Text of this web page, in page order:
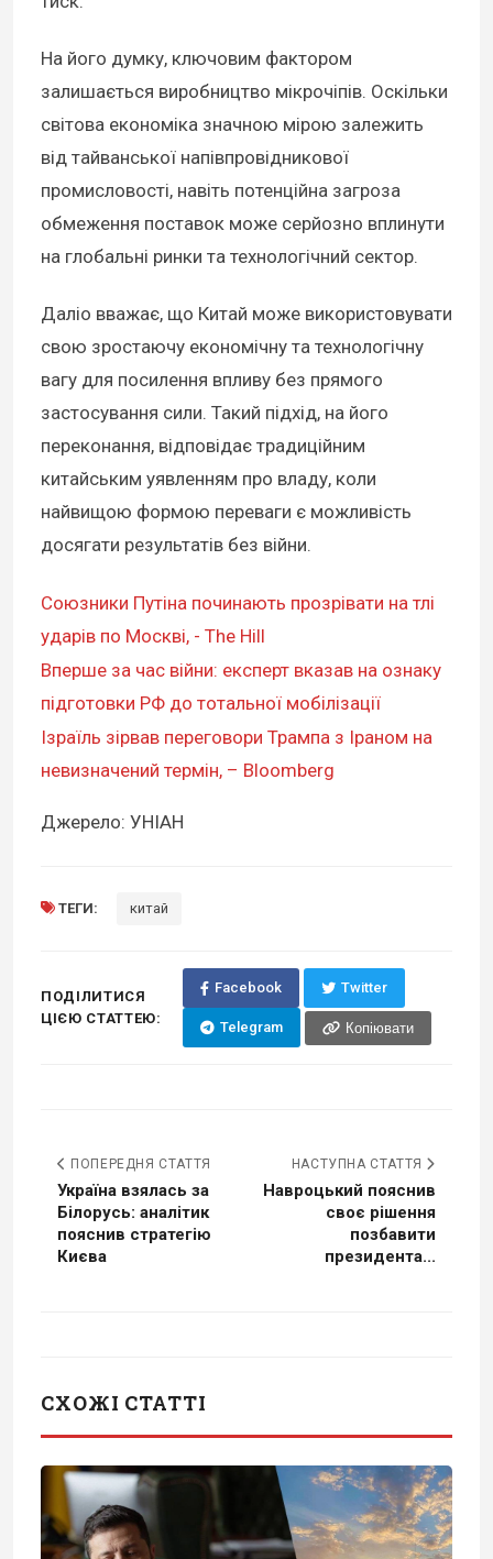
На його думку, ключовим фактором
залишається виробництво мікрочіпів. Оскільки
світова економіка значною мірою залежить
від тайванської напівпровідникової
промисловості, навіть потенційна загроза
обмеження поставок може серйозно вплинути
на глобальні ринки та технологічний сектор.
Даліо вважає, що Китай може використовувати
свою зростаючу економічну та технологічну
вагу для посилення впливу без прямого
застосування сили. Такий підхід, на його
переконання, відповідає традиційним
китайським уявленням про владу, коли
найвищою формою переваги є можливість
досягати результатів без війни.
Союзники Путіна починають прозрівати на тлі
ударів по Москві, - The Hill
Вперше за час війни: експерт вказав на ознаку
підготовки РФ до тотальної мобілізації
Ізраїль зірвав переговори Трампа з Іраном на
невизначений термін, – Bloomberg
Джерело: УНІАН
ТЕГИ: китай
ПОДІЛИТИСЯ
ЦІЄЮ СТАТТЕЮ:
Facebook Twitter
Telegram Копіювати
ПОПЕРЕДНЯ СТАТТЯ
Україна взялась за
Білорусь: аналітик
пояснив стратегію
Києва
НАСТУПНА СТАТТЯ
Навроцький пояснив
своє рішення
позбавити
президента...
СХОЖІ СТАТТІ